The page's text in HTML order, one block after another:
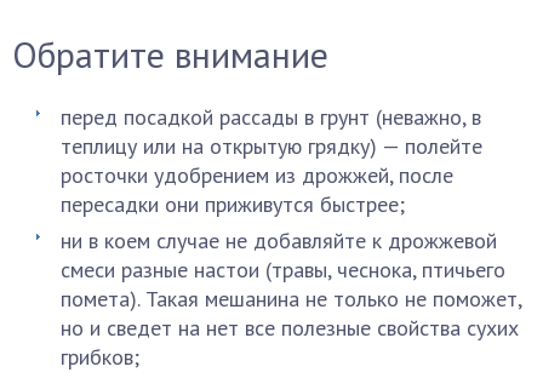
Обратите внимание
перед посадкой рассады в грунт (неважно, в
теплицу или на открытую грядку) — полейте
росточки удобрением из дрожжей, после
пересадки они приживутся быстрее;
ни в коем случае не добавляйте к дрожжевой
смеси разные настои (травы, чеснока, птичьего
помета). Такая мешанина не только не поможет,
но и сведет на нет все полезные свойства сухих
грибков;